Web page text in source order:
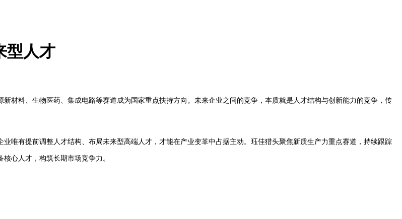
型人才
材料、生物医药、集成电路等赛道成为国家重点扶持方向。未来企业之间的竞争，本质就是人才结构与创新能力的竞争，传
唯有提前调整人才结构、布局未来型高端人才，才能在产业变革中占据主动。珏佳猎头聚焦新质生产力重点赛道，持续跟踪
心人才，构筑长期市场竞争力。